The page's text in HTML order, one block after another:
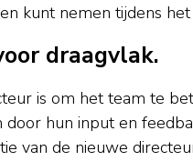
kunt nemen tijdens
draagvlak.
is om het team te
hun input en
van de nieuwe